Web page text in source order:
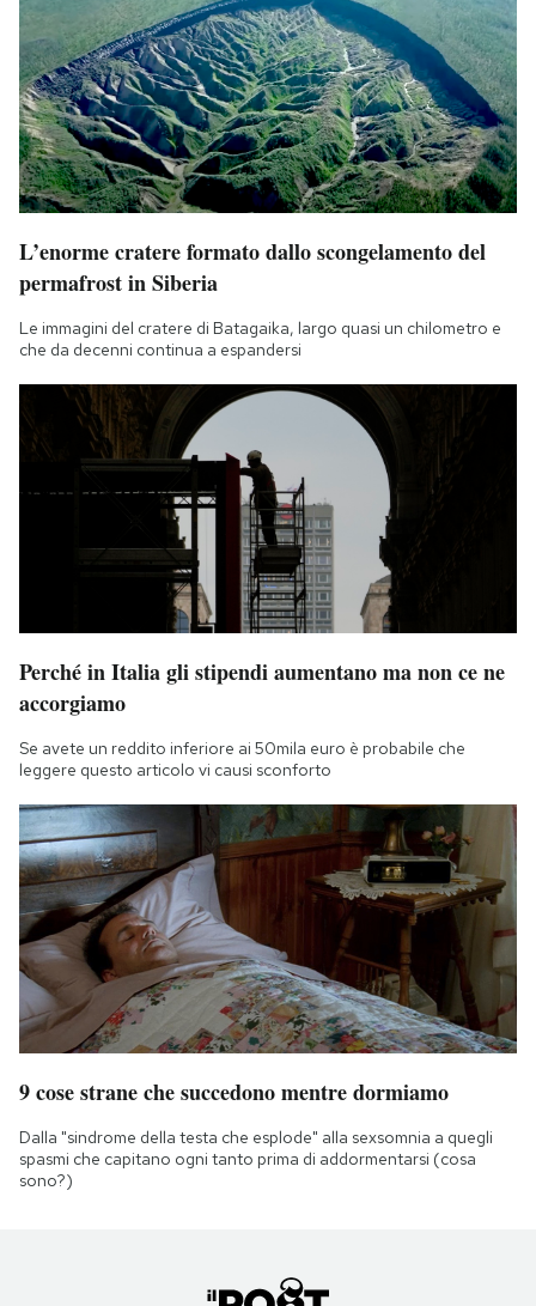
L’enorme cratere formato dallo scongelamento del
permafrost in Siberia
Le immagini del cratere di Batagaika, largo quasi un chilometro e
che da decenni continua a espandersi
Perché in Italia gli stipendi aumentano ma non ce ne
accorgiamo
Se avete un reddito inferiore ai 50mila euro è probabile che
leggere questo articolo vi causi sconforto
9 cose strane che succedono mentre dormiamo
Dalla "sindrome della testa che esplode" alla sexsomnia a quegli
spasmi che capitano ogni tanto prima di addormentarsi (cosa
sono?)